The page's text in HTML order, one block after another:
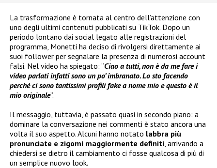
La trasformazione è tornata al centro dell’attenzione con
uno degli ultimi contenuti pubblicati su TikTok. Dopo un
periodo lontano dai social legato alle registrazioni del
programma, Monetti ha deciso di rivolgersi direttamente ai
suoi follower per segnalare la presenza di numerosi account
falsi. Nel video ha spiegato: “Ciao a tutti, non è da me fare i
video parlati infatti sono un po’ imbranato. Lo sto facendo
perché ci sono tantissimi profili fake a nome mio e questo è il
mio originale”.
Il messaggio, tuttavia, è passato quasi in secondo piano: a
dominare la conversazione nei commenti è stato ancora una
volta il suo aspetto. Alcuni hanno notato labbra più
pronunciate e zigomi maggiormente definiti , arrivando a
chiedersi se dietro il cambiamento ci fosse qualcosa di più di
un semplice nuovo look.